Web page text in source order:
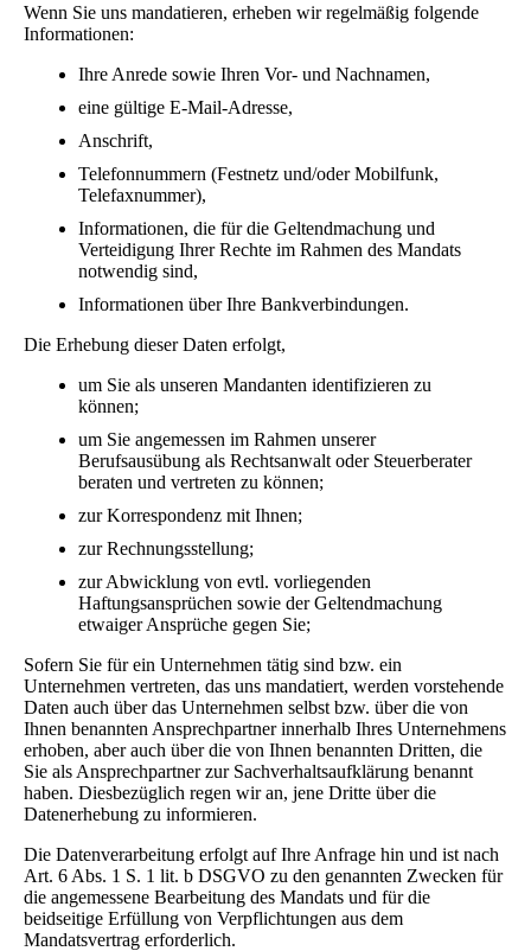
Wenn Sie uns mandatieren, erheben wir regelmäßig folgende
Informationen:
Ihre Anrede sowie Ihren Vor- und Nachnamen,
eine gültige E-Mail-Adresse,
Anschrift,
Telefonnummern (Festnetz und/oder Mobilfunk,
Telefaxnummer),
Informationen, die für die Geltendmachung und
Verteidigung Ihrer Rechte im Rahmen des Mandats
notwendig sind,
Informationen über Ihre Bankverbindungen.
Die Erhebung dieser Daten erfolgt,
um Sie als unseren Mandanten identifizieren zu
können;
um Sie angemessen im Rahmen unserer
Berufsausübung als Rechtsanwalt oder Steuerberater
beraten und vertreten zu können;
zur Korrespondenz mit Ihnen;
zur Rechnungsstellung;
zur Abwicklung von evtl. vorliegenden
Haftungsansprüchen sowie der Geltendmachung
etwaiger Ansprüche gegen Sie;
Sofern Sie für ein Unternehmen tätig sind bzw. ein
Unternehmen vertreten, das uns mandatiert, werden vorstehende
Daten auch über das Unternehmen selbst bzw. über die von
Ihnen benannten Ansprechpartner innerhalb Ihres Unternehmens
erhoben, aber auch über die von Ihnen benannten Dritten, die
Sie als Ansprechpartner zur Sachverhaltsaufklärung benannt
haben. Diesbezüglich regen wir an, jene Dritte über die
Datenerhebung zu informieren.
Die Datenverarbeitung erfolgt auf Ihre Anfrage hin und ist nach
Art. 6 Abs. 1 S. 1 lit. b DSGVO zu den genannten Zwecken für
die angemessene Bearbeitung des Mandats und für die
beidseitige Erfüllung von Verpflichtungen aus dem
Mandatsvertrag erforderlich.